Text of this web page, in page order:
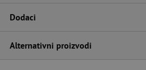
Dodaci
Alternativni proizvodi
računa. Internetsku stranicu ne možete
potrebnih kolačića.